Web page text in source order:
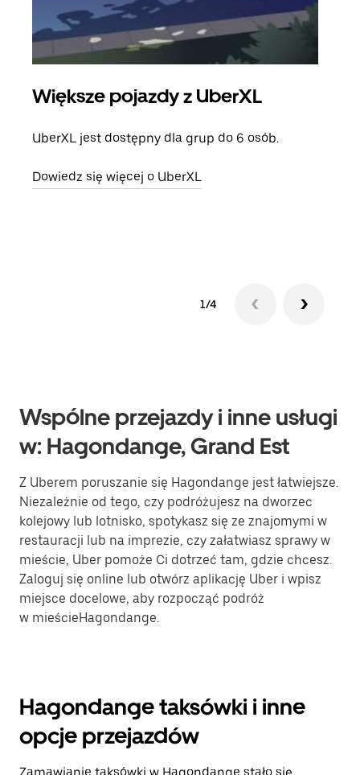
Większe pojazdy z UberXL
UberXL jest dostępny dla grup do 6 osób.
Dowiedz się więcej o UberXL
1/4
Wspólne przejazdy i inne usługi
w: Hagondange, Grand Est
Z Uberem poruszanie się Hagondange jest łatwiejsze.
Niezależnie od tego, czy podróżujesz na dworzec
kolejowy lub lotnisko, spotykasz się ze znajomymi w
restauracji lub na imprezie, czy załatwiasz sprawy w
mieście, Uber pomoże Ci dotrzeć tam, gdzie chcesz.
Zaloguj się online lub otwórz aplikację Uber i wpisz
miejsce docelowe, aby rozpocząć podróż
w mieścieHagondange.
Hagondange taksówki i inne
opcje przejazdów